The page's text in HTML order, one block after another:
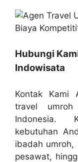
Hubungi
Indowisata
Kontak Kami
travel
Indonesia.
kebutuhan
ibadah
pesawat,